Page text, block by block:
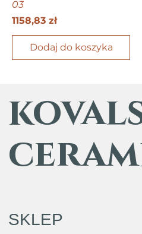
03
Cena
1158,83 zł
Dodaj do koszyka
SKLEP